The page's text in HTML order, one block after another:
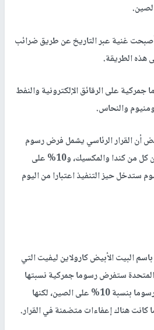
غنية عبر التاريخ عن طريق ضرائب
هذه الطريقة.
على الرقائق الإلكترونية والنفط
والنحاس.
أن القرار الرئاسي يشمل فرض رسوم
بنسبة 25% على الواردات من كل من كندا والمكسيك، و10% على
ستدخل حيز التنفيذ اعتبارا من اليوم
البيت الأبيض كارولاين ليفيت التي
ستفرض رسوما جمركية نسبتها
25% على كندا والمكسيك ورسوما بنسبة 10% على الصين، لكنها
كانت هناك إعفاءات متضمنة في القرار.